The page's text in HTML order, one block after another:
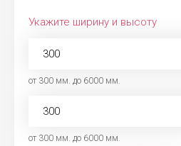
Укажите ширину и высоту
от 300 мм. до 6000 мм.
от 300 мм. до 6000 мм.